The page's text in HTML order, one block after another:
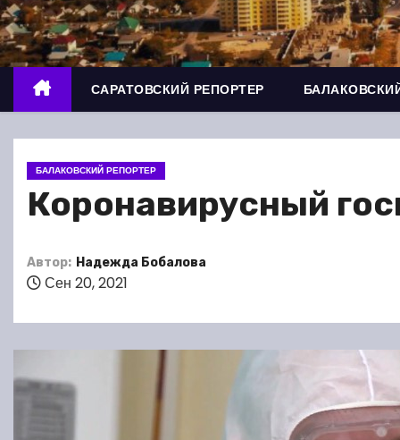
о
м
у
САРАТОВСКИЙ РЕПОРТЕР
БАЛАКОВСКИЙ РЕПОРТЕР
Коронавирусный
Автор: Надежда Бобалова
Сен 20, 2021